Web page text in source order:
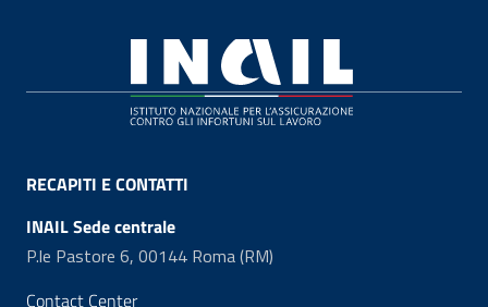
RECAPITI E CONTATTI
INAIL Sede centrale
P.le Pastore 6, 00144 Roma (RM)
Contact Center